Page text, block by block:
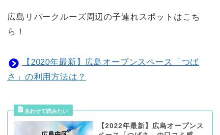
広島リバークルーズ周辺の子連れスポットはこち
ら！
【2020年最新】広島オープンスペース「つば
さ」の利用方法は？
【2022年最新】広島オープンス